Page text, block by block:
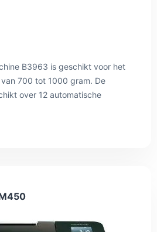
B3963 is geschikt voor het
700 tot 1000 gram. De
over 12 automatische
alle ingrediënten in het bakblik,
programma ’s nachts laten
wakker wordt met de geur